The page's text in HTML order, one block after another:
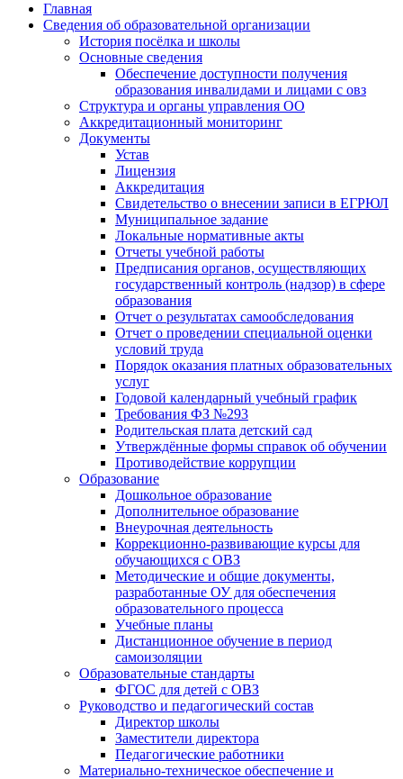
Главная
Сведения об образовательной организации
История посёлка и школы
Основные сведения
Обеспечение доступности получения
образования инвалидами и лицами с овз
Структура и органы управления ОО
Аккредитационный мониторинг
Документы
Устав
Лицензия
Аккредитация
Свидетельство о внесении записи в ЕГРЮЛ
Муниципальное задание
Локальные нормативные акты
Отчеты учебной работы
Предписания органов, осуществляющих
государственный контроль (надзор) в сфере
образования
Отчет о результатах самообследования
Отчет о проведении специальной оценки
условий труда
Порядок оказания платных образовательных
услуг
Годовой календарный учебный график
Требования ФЗ №293
Родительская плата детский сад
Утверждённые формы справок об обучении
Противодействие коррупции
Образование
Дошкольное образование
Дополнительное образование
Внеурочная деятельность
Коррекционно-развивающие курсы для
обучающихся с ОВЗ
Методические и общие документы,
разработанные ОУ для обеспечения
образовательного процесса
Учебные планы
Дистанционное обучение в период
самоизоляции
Образовательные стандарты
ФГОС для детей с ОВЗ
Руководство и педагогический состав
Директор школы
Заместители директора
Педагогические работники
Материально-техническое обеспечение и